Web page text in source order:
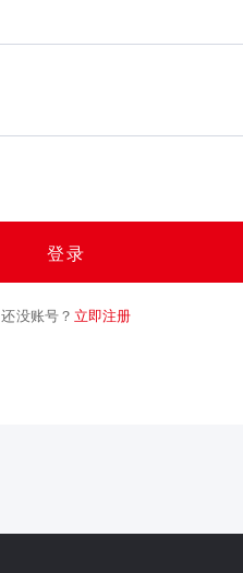
登录
还没账号？ 立即注册